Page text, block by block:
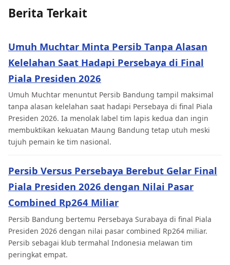
Berita Terkait
Umuh Muchtar Minta Persib Tanpa Alasan
Kelelahan Saat Hadapi Persebaya di Final
Piala Presiden 2026
Umuh Muchtar menuntut Persib Bandung tampil maksimal
tanpa alasan kelelahan saat hadapi Persebaya di final Piala
Presiden 2026. Ia menolak label tim lapis kedua dan ingin
membuktikan kekuatan Maung Bandung tetap utuh meski
tujuh pemain ke tim nasional.
Persib Versus Persebaya Berebut Gelar Final
Piala Presiden 2026 dengan Nilai Pasar
Combined Rp264 Miliar
Persib Bandung bertemu Persebaya Surabaya di final Piala
Presiden 2026 dengan nilai pasar combined Rp264 miliar.
Persib sebagai klub termahal Indonesia melawan tim
peringkat empat.